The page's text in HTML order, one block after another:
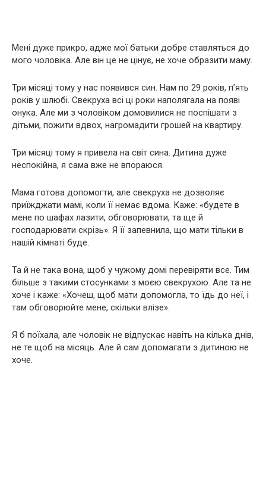
Мені дуже прикро, адже мої батьки добре ставляться до
мого чоловіка. Але він це не цінує, не хоче образити маму.
Три місяці тому у нас появився син. Нам по 29 років, п’ять
років у шлюбі. Свекруха всі ці роки наполягала на появі
онука. Але ми з чоловіком домовилися не поспішати з
дітьми, пожити вдвох, нагромадити грошей на квартиру.
Три місяці тому я привела на світ сина. Дитина дуже
неспокійна, я сама вже не впораюся.
Мама готова допомогти, але свекруха не дозволяє
приїжджати мамі, коли її немає вдома. Каже: «будете в
мене по шафах лазити, обговорювати, та ще й
господарювати скрізь». Я її запевнила, що мати тільки в
нашій кімнаті буде.
Та й не така вона, щоб у чужому домі перевіряти все. Тим
більше з такими стосунками з моєю свекрухою. Але та не
хоче і каже: «Хочеш, щоб мати допомогла, то їдь до неї, і
там обговорюйте мене, скільки влізе».
Я б поїхала, але чоловік не відпускає навіть на кілька днів,
не те щоб на місяць. Але й сам допомагати з дитиною не
хоче.